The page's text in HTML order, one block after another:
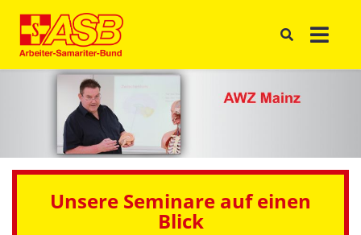
Unsere Seminare auf einen
Blick